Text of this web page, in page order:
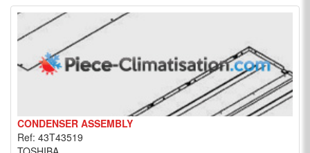
CONDENSER ASSEMBLY
Ref: 43T43519